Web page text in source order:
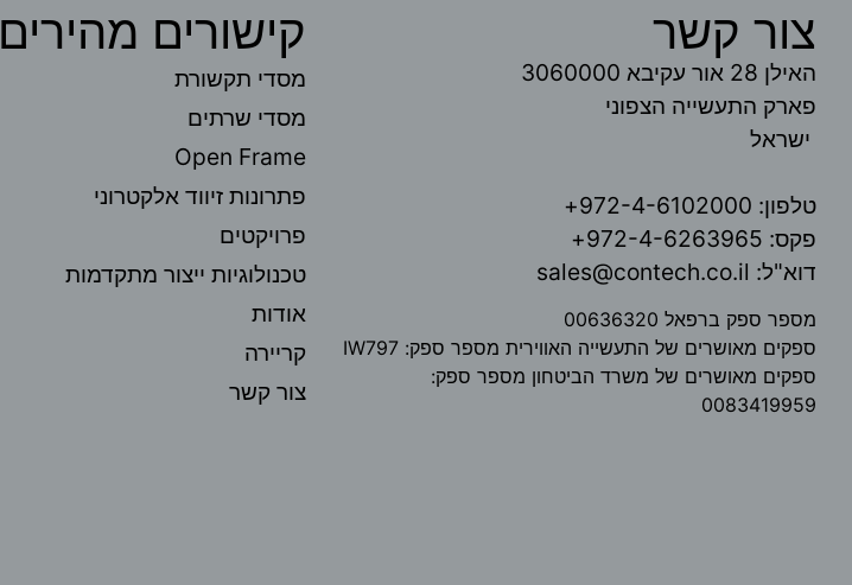
צור קשר
האילן 28 אור עקיבא 3060000
פארק התעשייה הצפוני
ישראל
טלפון: 972-4-6102000+
פקס: 972-4-6263965+
דוא"ל: sales@contech.co.il
מספר ספק ברפאל 00636320
ספקים מאושרים של התעשייה האווירית מספר ספק: IW797
ספקים מאושרים של משרד הביטחון מספר ספק:
0083419959
קישורים מהירים
מסדי תקשורת
מסדי שרתים
Open Frame
פתרונות זיווד אלקטרוני
פרויקטים
טכנולוגיות ייצור מתקדמות
אודות
קריירה
צור קשר